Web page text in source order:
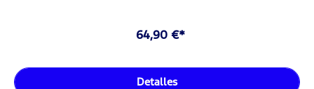
64,90 €*
Detalles